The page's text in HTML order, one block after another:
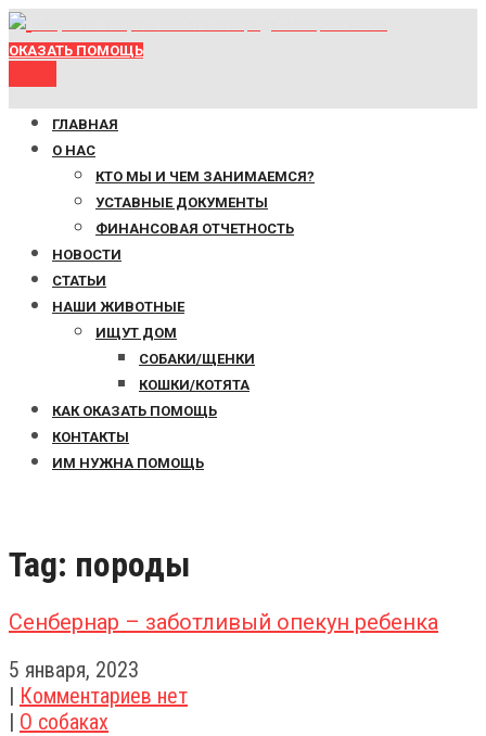
ОКАЗАТЬ ПОМОЩЬ
ГЛАВНАЯ
О НАС
КТО МЫ И ЧЕМ ЗАНИМАЕМСЯ?
УСТАВНЫЕ ДОКУМЕНТЫ
ФИНАНСОВАЯ ОТЧЕТНОСТЬ
НОВОСТИ
СТАТЬИ
НАШИ ЖИВОТНЫЕ
ИЩУТ ДОМ
СОБАКИ/ЩЕНКИ
КОШКИ/КОТЯТА
КАК ОКАЗАТЬ ПОМОЩЬ
КОНТАКТЫ
ИМ НУЖНА ПОМОЩЬ
Tag: породы
Сенбернар – заботливый опекун ребенка
5 января, 2023
| Комментариев нет
| О собаках